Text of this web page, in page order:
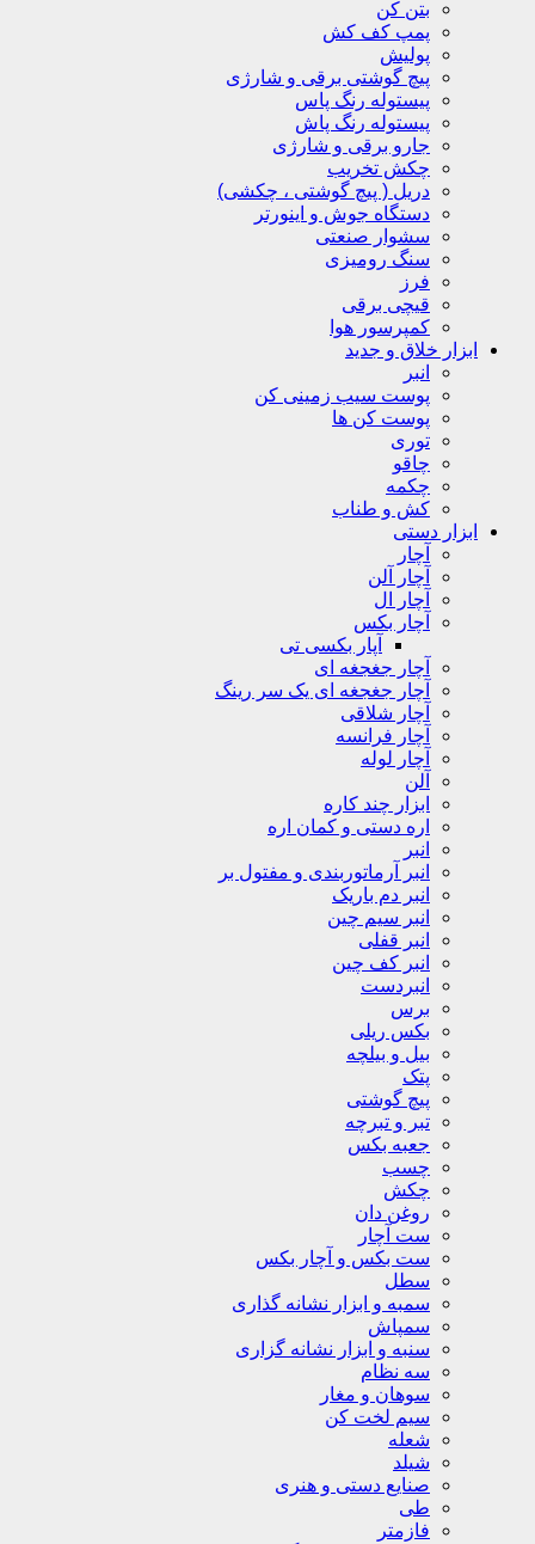
بتن کن
پمپ کف کش
پولیش
پیچ گوشتی برقی و شارژی
پیستوله رنگ پاس
پیستوله رنگ پاش
جارو برقی و شارژی
چکش تخریب
دریل ( پیچ گوشتی ، چکشی)
دستگاه جوش و اینورتر
سشوار صنعتی
سنگ رومیزی
فرز
قیچی برقی
کمپرسور هوا
ابزار خلاق و جدید
انبر
پوست سیب زمینی کن
پوست کن ها
توری
چاقو
چکمه
کش و طناب
ابزار دستی
آچار
آچار آلن
آچار ال
آچار بکس
آپار بکسی تی
آچار جغجغه ای
آچار جغجغه ای یک سر رینگ
آچار شلاقی
آچار فرانسه
آچار لوله
آلن
ابزار چند کاره
اره دستی و کمان اره
انبر
انبر آرماتوربندی و مفتول بر
انبر دم باریک
انبر سیم چین
انبر قفلی
انبر کف چین
انبردست
برس
بکس ریلی
بیل و بیلچه
پتک
پیچ گوشتی
تبر و تبرچه
جعبه بکس
چسب
چکش
روغن دان
ست آچار
ست بکس و آچار بکس
سطل
سمبه و ابزار نشانه گذاری
سمپاش
سنبه و ابزار نشانه گزاری
سه نظام
سوهان و مغار
سیم لخت کن
شعله
شیلد
صنایع دستی و هنری
طی
فازمتر